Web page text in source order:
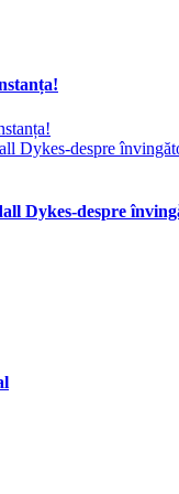
Dykes-despre